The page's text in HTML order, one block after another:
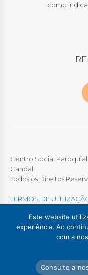
como
Centro Social
Candal
Todos os Direitos
TERMOS DE
Colégio /
Este website
experiência. Ao
com a
Consulte a